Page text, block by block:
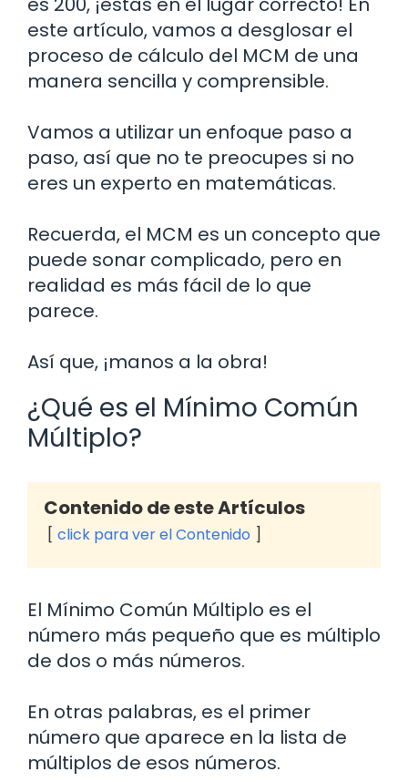
este artículo, vamos a desglosar el
proceso de cálculo del MCM de una
manera sencilla y comprensible.
Vamos a utilizar un enfoque paso a
paso, así que no te preocupes si no
eres un experto en matemáticas.
Recuerda, el MCM es un concepto que
puede sonar complicado, pero en
realidad es más fácil de lo que
parece.
Así que, ¡manos a la obra!
¿Qué es el Mínimo Común
Múltiplo?
Contenido de este Artículos
click para ver el Contenido
El Mínimo Común Múltiplo es el
número más pequeño que es múltiplo
de dos o más números.
En otras palabras, es el primer
número que aparece en la lista de
múltiplos de esos números.